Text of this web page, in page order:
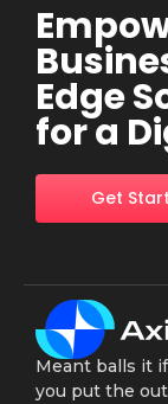
Edge
for a
Get
Meant balls it
you put the